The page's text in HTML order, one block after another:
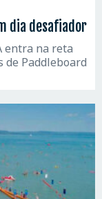
dia desafiador
entra na reta
de Paddleboard